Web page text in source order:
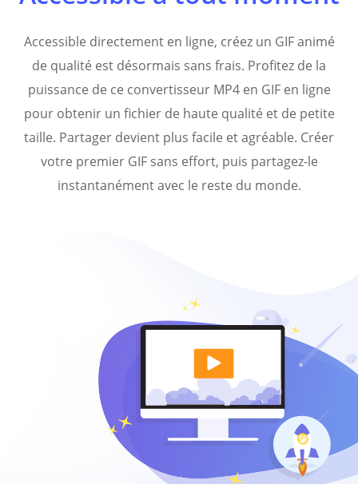
Accessible directement en ligne, créez un GIF animé
de qualité est désormais sans frais. Profitez de la
puissance de ce convertisseur MP4 en GIF en ligne
pour obtenir un fichier de haute qualité et de petite
taille. Partager devient plus facile et agréable. Créer
votre premier GIF sans effort, puis partagez-le
instantanément avec le reste du monde.